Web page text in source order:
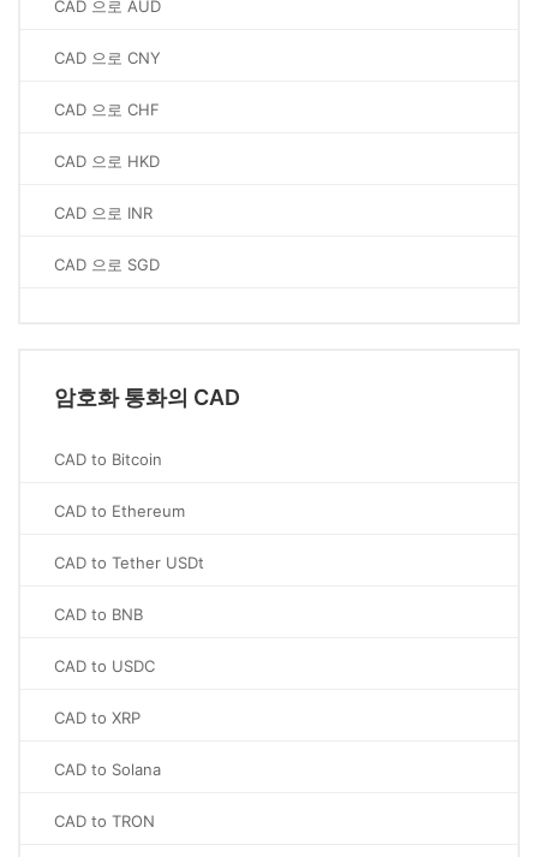
CAD 으로 AUD
CAD 으로 CNY
CAD 으로 CHF
CAD 으로 HKD
CAD 으로 INR
CAD 으로 SGD
암호화 통화의 CAD
CAD to Bitcoin
CAD to Ethereum
CAD to Tether USDt
CAD to BNB
CAD to USDC
CAD to XRP
CAD to Solana
CAD to TRON